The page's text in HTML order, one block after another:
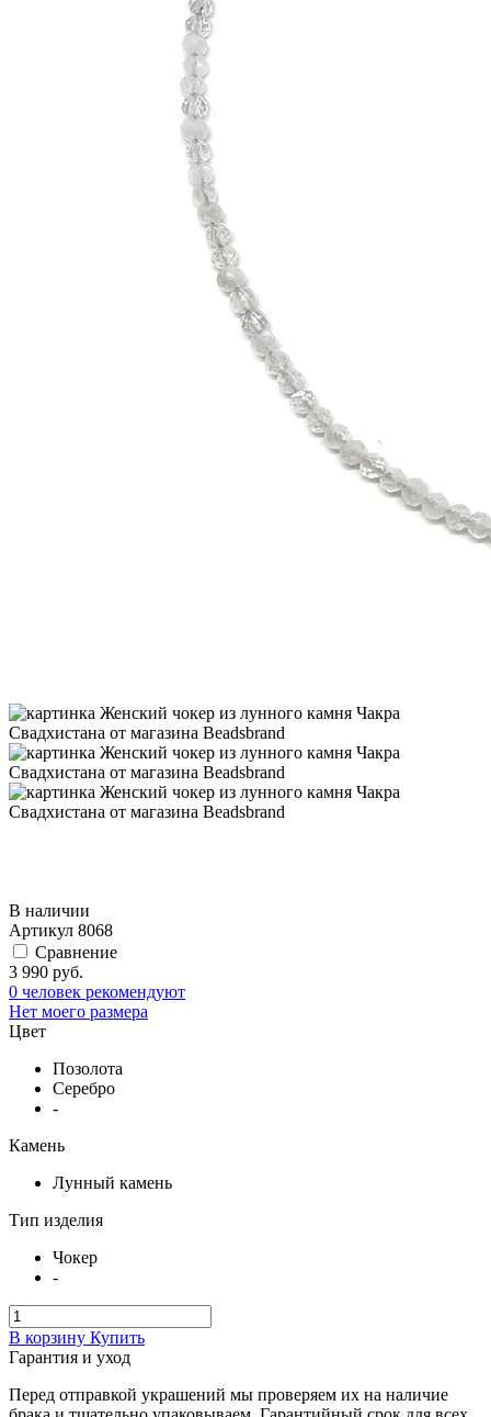
В наличии
Артикул 8068
Сравнение
3 990 руб.
0 человек рекомендуют
Нет моего размера
Цвет
Позолота
Серебро
-
Камень
Лунный камень
Тип изделия
Чокер
-
В корзину Купить
Гарантия и уход
Перед отправкой украшений мы проверяем их на наличие